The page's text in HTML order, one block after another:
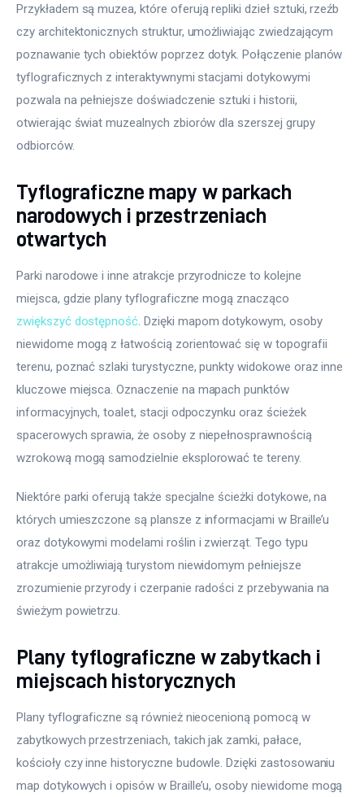
Przykładem są muzea, które oferują repliki dzieł sztuki, rzeźb
czy architektonicznych struktur, umożliwiając zwiedzającym
poznawanie tych obiektów poprzez dotyk. Połączenie planów
tyflograficznych z interaktywnymi stacjami dotykowymi
pozwala na pełniejsze doświadczenie sztuki i historii,
otwierając świat muzealnych zbiorów dla szerszej grupy
odbiorców.
Tyflograficzne mapy w parkach
narodowych i przestrzeniach
otwartych
Parki narodowe i inne atrakcje przyrodnicze to kolejne
miejsca, gdzie plany tyflograficzne mogą znacząco
zwiększyć dostępność. Dzięki mapom dotykowym, osoby
niewidome mogą z łatwością zorientować się w topografii
terenu, poznać szlaki turystyczne, punkty widokowe oraz inne
kluczowe miejsca. Oznaczenie na mapach punktów
informacyjnych, toalet, stacji odpoczynku oraz ścieżek
spacerowych sprawia, że osoby z niepełnosprawnością
wzrokową mogą samodzielnie eksplorować te tereny.
Niektóre parki oferują także specjalne ścieżki dotykowe, na
których umieszczone są plansze z informacjami w Braille’u
oraz dotykowymi modelami roślin i zwierząt. Tego typu
atrakcje umożliwiają turystom niewidomym pełniejsze
zrozumienie przyrody i czerpanie radości z przebywania na
świeżym powietrzu.
Plany tyflograficzne w zabytkach i
miejscach historycznych
Plany tyflograficzne są również nieocenioną pomocą w
zabytkowych przestrzeniach, takich jak zamki, pałace,
kościoły czy inne historyczne budowle. Dzięki zastosowaniu
map dotykowych i opisów w Braille’u, osoby niewidome mogą